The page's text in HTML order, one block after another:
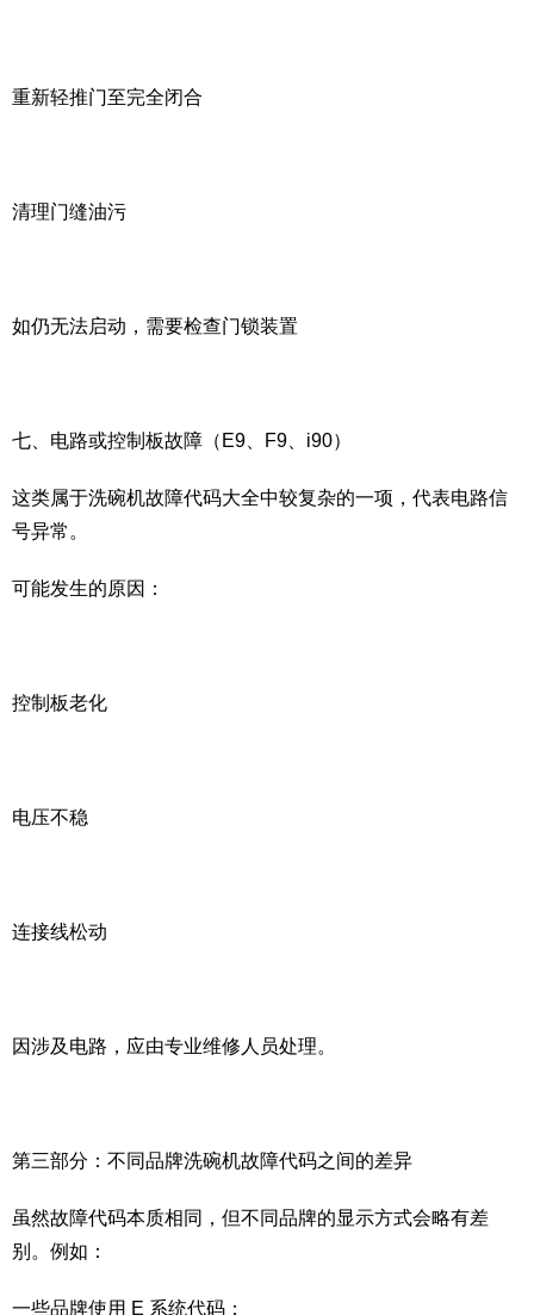
重新轻推门至完全闭合
清理门缝油污
如仍无法启动，需要检查门锁装置
七、电路或控制板故障（E9、F9、i90）
这类属于洗碗机故障代码大全中较复杂的一项，代表电路信
号异常。
可能发生的原因：
控制板老化
电压不稳
连接线松动
因涉及电路，应由专业维修人员处理。
第三部分：不同品牌洗碗机故障代码之间的差异
虽然故障代码本质相同，但不同品牌的显示方式会略有差
别。例如：
一些品牌使用 E 系统代码；